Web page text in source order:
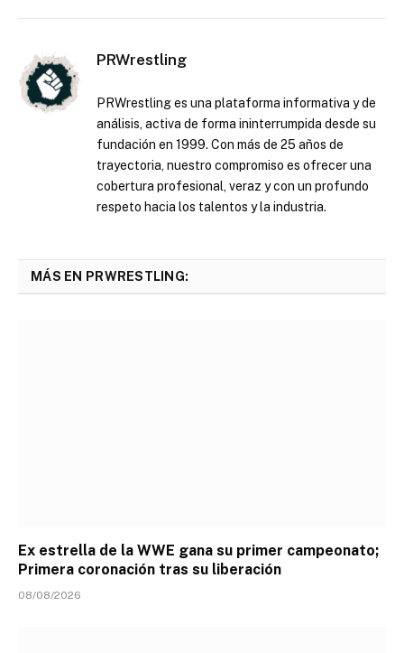
PRWrestling
PRWrestling es una plataforma informativa y de
análisis, activa de forma ininterrumpida desde su
fundación en 1999. Con más de 25 años de
trayectoria, nuestro compromiso es ofrecer una
cobertura profesional, veraz y con un profundo
respeto hacia los talentos y la industria.
MÁS EN PRWRESTLING:
Ex estrella de la WWE gana su primer campeonato;
Primera coronación tras su liberación
08/08/2026